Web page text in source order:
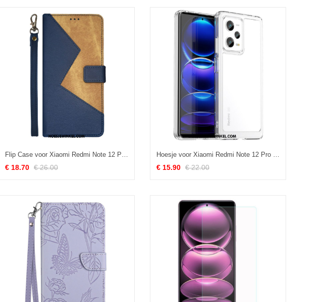
Flip Case voor Xiaomi Redmi Note 12 Pro Tweekleurige Idewei
€ 18.70 € 26.00
Hoesje voor Xiaomi Redmi Note 12 Pro Transparante Candy-serie
€ 15.90 € 22.00